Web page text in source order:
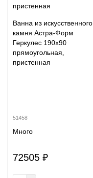
Ванна из искусственного
камня Астра-Форм
Геркулес 190x90
прямоугольная,
пристенная
51458
Много
72505 ₽